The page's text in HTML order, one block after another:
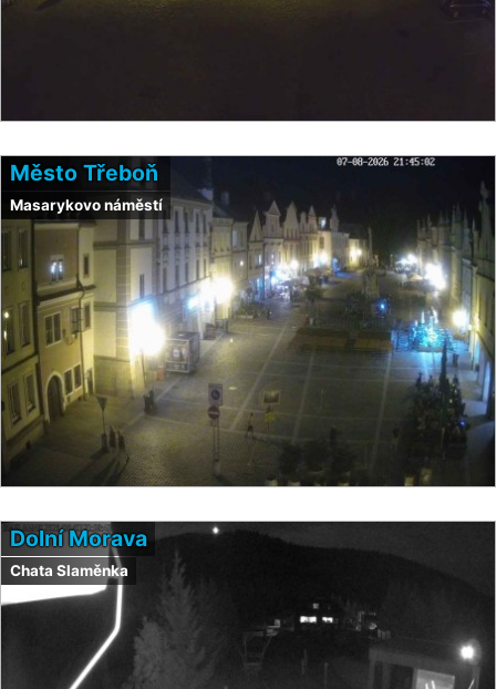
Město Třeboň
Masarykovo náměstí
Dolní Morava
Chata Slaměnka